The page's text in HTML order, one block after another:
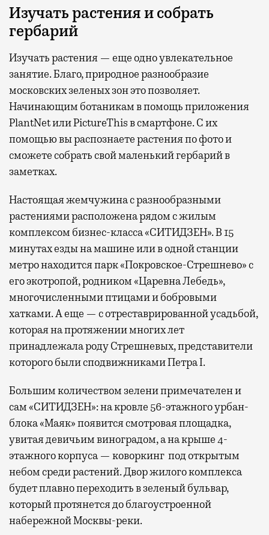
Изучать растения и собрать
гербарий
Изучать растения — еще одно увлекательное
занятие. Благо, природное разнообразие
московских зеленых зон это позволяет.
Начинающим ботаникам в помощь приложения
PlantNet или PictureThis в смартфоне. С их
помощью вы распознаете растения по фото и
сможете собрать свой маленький гербарий в
заметках.
Настоящая жемчужина с разнообразными
растениями расположена рядом с жилым
комплексом бизнес-класса «СИТИДЗЕН». В 15
минутах езды на машине или в одной станции
метро находится парк «Покровское-Стрешнево» с
его экотропой, родником «Царевна Лебедь»,
многочисленными птицами и бобровыми
хатками. А еще — с отреставрированной усадьбой,
которая на протяжении многих лет
принадлежала роду Стрешневых, представители
которого были сподвижниками Петра I.
Большим количеством зелени примечателен и
сам «СИТИДЗЕН»: на кровле 56-этажного урбан-
блока «Маяк» появится смотровая площадка,
увитая девичьим виноградом, а на крыше 4-
этажного корпуса — коворкинг под открытым
небом среди растений. Двор жилого комплекса
будет плавно переходить в зеленый бульвар,
который протянется до благоустроенной
набережной Москвы-реки.